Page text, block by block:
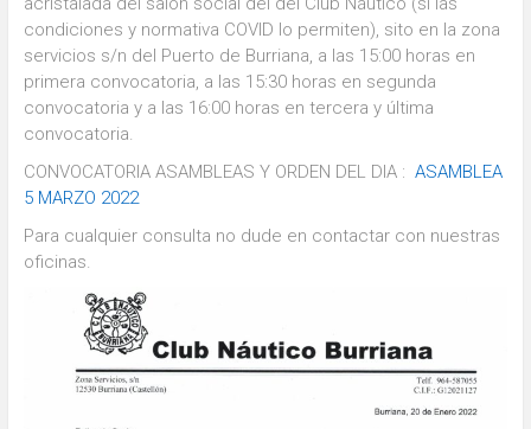
condiciones y normativa COVID lo permiten), sito en la zona
servicios s/n del Puerto de Burriana, a las 15:00 horas en
primera convocatoria, a las 15:30 horas en segunda
convocatoria y a las 16:00 horas en tercera y última
convocatoria.
CONVOCATORIA ASAMBLEAS Y ORDEN DEL DIA : ASAMBLEA
5 MARZO 2022
Para cualquier consulta no dude en contactar con nuestras
oficinas.